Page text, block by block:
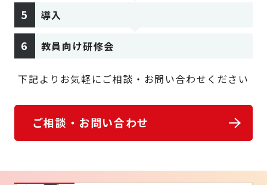
導入
教員向け研修会
下記よりお気軽にご相談・お問い合わせください
ご相談・お問い合わせ